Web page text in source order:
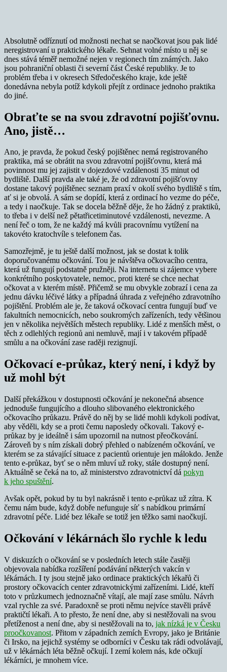
Absolutně odříznutí od možnosti nechat se naočkovat jsou pak lidé
neregistrovaní u praktického lékaře. Sehnat volné místo u něj se
dnes stává téměř nemožné nejen v regionech tím známých. Jako
jsou pohraniční oblasti či severní část České republiky. Je to
problém třeba i v okresech Středočeského kraje, kde ještě
donedávna nebyla potíž kdykoli přejít z ordinace jednoho praktika
do jiné.
Obraťte se na svou zdravotní pojišťovnu.
Ano, jistě…
Ano, je pravda, že pokud český pojištěnec nemá registrovaného
praktika, má se obrátit na svou zdravotní pojišťovnu, která má
povinnost mu jej zajistit v dojezdové vzdálenosti 35 minut od
bydliště. Další pravda ale také je, že od zdravotní pojišťovny
dostane takový pojištěnec seznam praxí v okolí svého bydliště s tím,
ať si je obvolá. A sám se dopídí, která z ordinací ho vezme do péče,
a tedy i naočkuje. Tak se docela běžně děje, že ho žádný z praktiků,
to třeba i v delší než pětatřicetiminutové vzdálenosti, nevezme. A
není řeč o tom, že ne každý má kvůli pracovnímu vytížení na
takovéto kratochvíle s telefonem čas.
Samozřejmě, je tu ještě další možnost, jak se dostat k tolik
doporučovanému očkování. Tou je návštěva očkovacího centra,
která už fungují podstatně pružněji. Na internetu si zájemce vybere
konkrétního poskytovatele, nemoc, proti které se chce nechat
očkovat a v kterém místě. Přičemž se mu obvykle zobrazí i cena za
jednu dávku léčivé látky a případná úhrada z veřejného zdravotního
pojištění. Problém ale je, že taková očkovací centra fungují buď ve
fakultních nemocnicích, nebo soukromých zařízeních, tedy většinou
jen v několika největších městech republiky. Lidé z menších měst, o
těch z odlehlých regionů ani nemluvě, mají i v takovém případě
smůlu a na očkování zase raději rezignují.
Očkovací e-průkaz, který není, i když by
už mohl být
Další překážkou v dostupnosti očkování je nekonečná absence
jednoduše fungujícího a dlouho slibovaného elektronického
očkovacího průkazu. Právě do něj by se lidé mohli kdykoli podívat,
aby věděli, kdy se a proti čemu naposledy očkovali. Takový e-
průkaz by je ideálně i sám upozornil na nutnost přeočkování.
Zároveň by s ním získali dobrý přehled o nabízeném očkování, ve
kterém se za stávající situace z pacientů orientuje jen málokdo. Jenže
tento e-průkaz, byť se o něm mluví už roky, stále dostupný není.
Aktuálně se čeká na to, až ministerstvo zdravotnictví dá pokyn
k jeho spuštění.
Avšak opět, pokud by tu byl nakrásně i tento e-průkaz už zítra. K
čemu nám bude, když dobře nefunguje síť s nabídkou primární
zdravotní péče. Lidé bez lékaře se totiž jen těžko sami naočkují.
Očkování v lékárnách šlo rychle k ledu
V diskuzích o očkování se v posledních letech stále častěji
objevovala nabídka rozšíření podávání některých vakcín v
lékárnách. I ty jsou stejně jako ordinace praktických lékařů či
prostory očkovacích center zdravotnickými zařízeními. Lidé, kteří
toto v průzkumech jednoznačně vítají, ale mají zase smůlu. Návrh
vzal rychle za své. Paradoxně se proti němu nejvíce stavěli právě
praktičtí lékaři. A to přesto, že není dne, aby si nestěžovali na svou
přetíženost a není dne, aby si nestěžovali na to, jak nízká je v Česku
proočkovanost. Přitom v západních zemích Evropy, jako je Británie
či Irsko, na jejichž systémy se odborníci v Česku tak rádi odvolávají,
už v lékárnách léta běžně očkují. I zemí kolem nás, kde očkují
lékárníci, je mnohem více.